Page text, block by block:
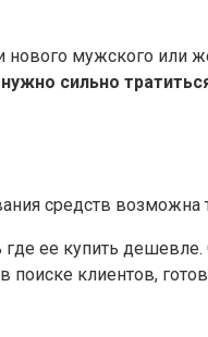
мужского или
сильно
средств возможна
ее купить
поиске клиентов,